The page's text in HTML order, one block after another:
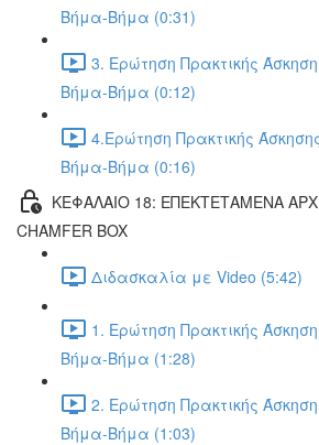
Βήμα-Βήμα (0:31)
3. Ερώτηση Πρακτικής
Βήμα-Βήμα (0:12)
4.Ερώτηση Πρακτικής
Βήμα-Βήμα (0:16)
ΚΕΦΑΛΑΙΟ 18: ΕΠΕΚΤΕΤΑΜΕΝΑ
CHAMFER BOX
Διδασκαλία με Video (5:42)
1. Ερώτηση Πρακτικής
Βήμα-Βήμα (1:28)
2. Ερώτηση Πρακτικής
Βήμα-Βήμα (1:03)